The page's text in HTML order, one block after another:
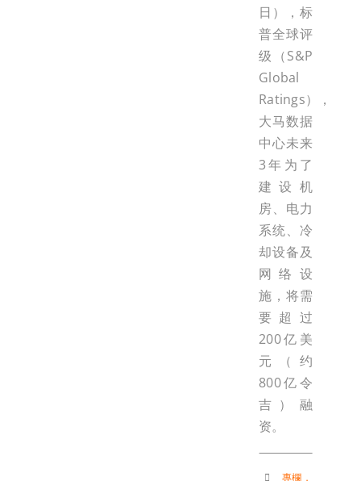
日），标
普全球评
级（S&P
Global
Ratings），
大马数据
中心未来
3年为了
建设机
房、电力
系统、冷
却设备及
网络设
施，将需
要超过
200亿美
元（约
800亿令
吉）融
资。
專欄 ，